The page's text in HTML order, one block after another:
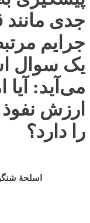
جدی مانند
جرایم
یک سوال
می‌آید: آیا
ارزش
را دارد؟
اسلحۀ